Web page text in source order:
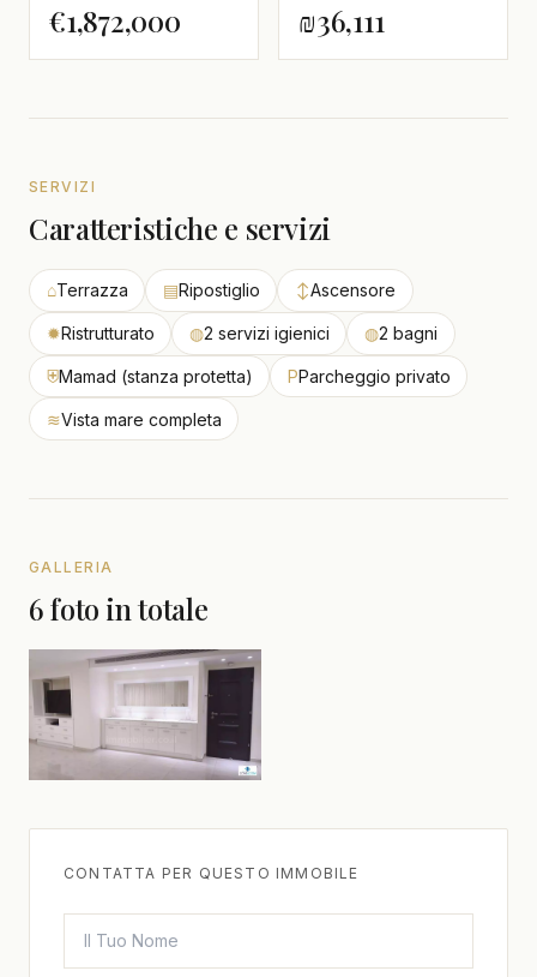
€1,872,000 ₪36,111
SERVIZI
Caratteristiche e servizi
⌂Terrazza ▤Ripostiglio ↕Ascensore
✹Ristrutturato ◍2 servizi igienici ◍2 bagni
⛨Mamad (stanza protetta) PParcheggio privato
≋Vista mare completa
GALLERIA
6 foto in totale
CONTATTA PER QUESTO IMMOBILE